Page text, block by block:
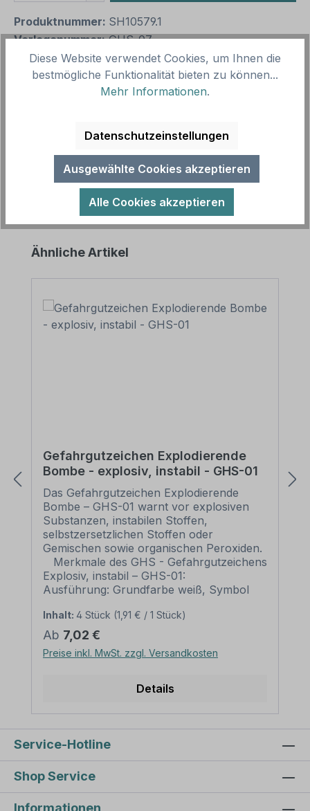
Produktnummer: SH10579.1
Vorlagenummer: GHS-07
Gesundheitsgefahren. Merkmale des…
Produktgalerie überspringen
Ähnliche Artikel
Gefahrgutzeichen Explodierende
Bombe - explosiv, instabil - GHS-01
Das Gefahrgutzeichen Explodierende
Bombe – GHS-01 warnt vor explosiven
Substanzen, instabilen Stoffen,
selbstzersetzlichen Stoffen oder
Gemischen sowie organischen Peroxiden.
Merkmale des GHS - Gefahrgutzeichens
Explosiv, instabil – GHS-01:
Ausführung: Grundfarbe weiß, Symbol
Material: Selbstklebende Folie PVC -
Hartschaum 3 mm Aluminium 2 mm
Abmessungen: 100 x 100 mm –
Erkennungsweite bis 3 m 200 x 200 mm –
Erkennungsweite bis 9 m 400 x 400
500 mm – Erkennungsweite bis 15 m
Verpackungseinheiten: 1 GHS-Zeichen
oder 1 Satz bei entsprechender
GHS-Zeichen entspricht der gültigen
Norm nach GHS/CLP und kann
uneingeschränkt verwendet werden.
Inhalt: 4 Stück (1,91 € / 1 Stück)
Regulärer Preis:
Ab 7,02 €
Preise inkl. MwSt. zzgl. Versandkosten
Details
Service-Hotline
Shop Service
Informationen
Diese Website verwendet Cookies, um Ihnen die
bestmögliche Funktionalität bieten zu können...
Mehr Informationen.
Datenschutzeinstellungen
Ausgewählte Cookies akzeptieren
Alle Cookies akzeptieren